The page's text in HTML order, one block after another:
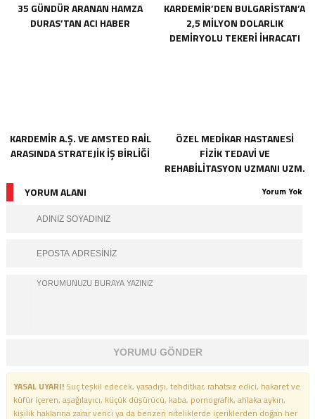
35 GÜNDÜR ARANAN HAMZA
DURAS’TAN ACI HABER
KARDEMİR’DEN BULGARİSTAN’A
2,5 MİLYON DOLARLIK
DEMİRYOLU TEKERİ İHRACATI
KARDEMİR A.Ş. VE AMSTED RAİL
ARASINDA STRATEJİK İŞ BİRLİĞİ
ÖZEL MEDİKAR HASTANESİ
FİZİK TEDAVİ VE
REHABİLİTASYON UZMANI UZM.
YORUM ALANI Yorum Yok
YORUMU GÖNDER
YASAL UYARI!Suç teşkil edecek, yasadışı, tehditkar, rahatsız edici, hakaret ve
küfür içeren, aşağılayıcı, küçük düşürücü, kaba, pornografik, ahlaka aykırı,
kişilik haklarına zarar verici ya da benzeri niteliklerde içeriklerden doğan her